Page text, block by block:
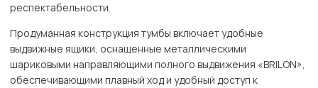
респектабельности.
Продуманная конструкция тумбы включает удобные
выдвижные ящики, оснащенные металлическими
шариковыми направляющими полного выдвижения «BRILON»,
обеспечивающими плавный ход и удобный доступ к